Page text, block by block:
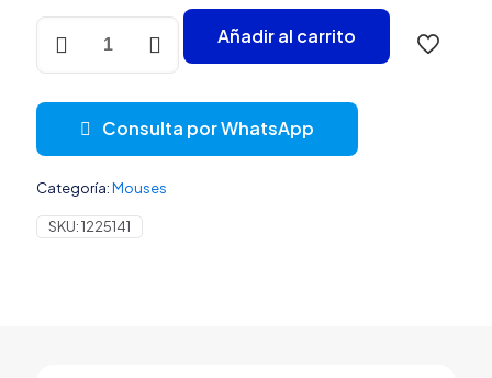
MOUSE
RGB
G
INALÁMBRICO
GHZ
25600
DPI
Añadir al carrito
Consulta por WhatsApp
Categoría:Mouses
SKU:1225141